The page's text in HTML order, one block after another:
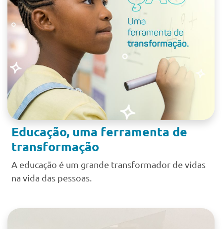
Educação, uma ferramenta de
transformação
A educação é um grande transformador de vidas
na vida das pessoas.